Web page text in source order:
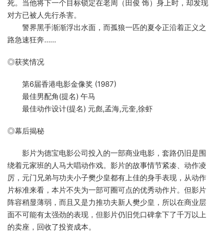
死。当他将下一个目标锁定在老周（田俊 饰）身上时，却发现
对方已被人先行杀害。
警界黑手渐渐浮出水面，而孤狼一匹的夏令正沿着正义之
路急速狂奔……
◎获奖情况
第6届香港电影金像奖 (1987)
最佳男配角(提名) 午马
最佳动作设计(提名) 元彪,孟海,元奎,徐虾
◎幕后揭秘
影片为德宝电影公司投入的一部商业电影，套路仍旧是围
绕着元家班的人马大唱动作戏。影片的故事情节紧凑、动作凌
厉，元门兄弟与功夫小子樊少皇都有上佳的身手表现，从动作
片标准来看，本片不失为一部可圈可点的优秀动作片。但影片
阵容稍显薄弱，而且又是力推功夫新人樊少皇，所以在商业层
面不可能有太强劲的表现，但影片仍旧凭口碑拿下了千万以上
的卖座，回收了投资成本。